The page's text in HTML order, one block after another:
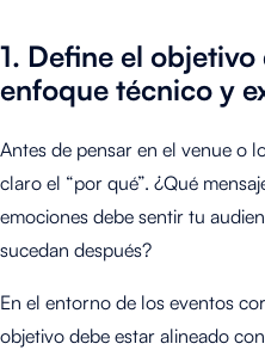
1. Define el
enfoque técnico y
Antes de pensar en el venue o
claro el “por qué”. ¿Qué
emociones debe sentir tu
sucedan después?
En el entorno de los eventos
objetivo debe estar alineado